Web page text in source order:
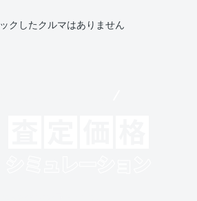
クしたクルマはありません